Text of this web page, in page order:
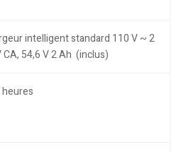
intelligent standard 110 V ~ 2
CA, 54,6 V 2 Ah (inclus)